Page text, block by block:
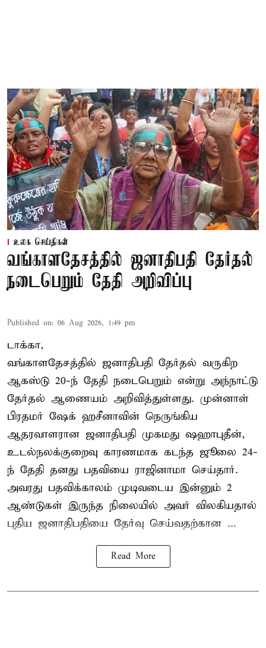
உலக செய்திகள்
வங்காளதேசத்தில் ஜனாதிபதி தேர்தல்
நடைபெறும் தேதி அறிவிப்பு
Published on: 06 Aug 2026, 1:49 pm
டாக்கா,
வங்காளதேசத்தில் ஜனாதிபதி தேர்தல் வருகிற
ஆகஸ்டு 20-ந் தேதி நடைபெறும் என்று அந்நாட்டு
தேர்தல் ஆணையம் அறிவித்துள்ளது. முன்னாள்
பிரதமர் ஷேக் ஹசீனாவின் நெருங்கிய
ஆதரவாளரான ஜனாதிபதி முகமது ஷஹாபுதீன்,
உடல்நலக்குறைவு காரணமாக கடந்த ஜூலை 24-
ந் தேதி தனது பதவியை ராஜினாமா செய்தார்.
அவரது பதவிக்காலம் முடிவடைய இன்னும் 2
ஆண்டுகள் இருந்த நிலையில் அவர் விலகியதால்
புதிய ஜனாதிபதியை தேர்வு செய்வதற்கான ...
Read More